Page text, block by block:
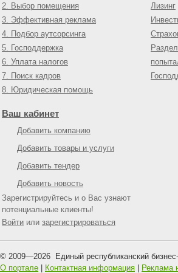
2. Выбор помещения
3. Эффективная реклама
4. Подбор аутсорсинга
5. Господдержка
6. Уплата налогов
7. Поиск кадров
8. Юридическая помощь
Лизинг
Ваш кабинет
Добавить компанию
Добавить товары и услуги
Добавить тендер
Добавить новость
Зарегистрируйтесь и о Вас узнают
потенциальные клиенты!
Войти или зарегистрироваться
© 2009—2026 Единый республиканский
О портале
Контактная информация Реклама